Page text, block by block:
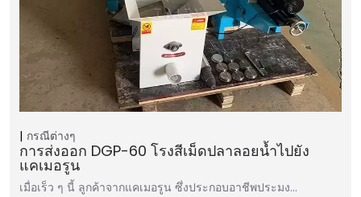
กรณีต่างๆ
การส่งออก DGP-60 โรงสีเม็ดปลาลอยน้ำไปยัง
แคเมอรูน
เมื่อเร็ว ๆ นี้ ลูกค้าจากแคเมอรูน ซึ่งประกอบอาชีพประมง…